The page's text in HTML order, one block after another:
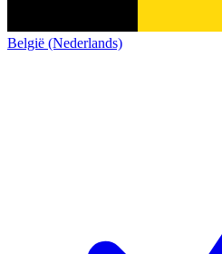
België (Nederlands)